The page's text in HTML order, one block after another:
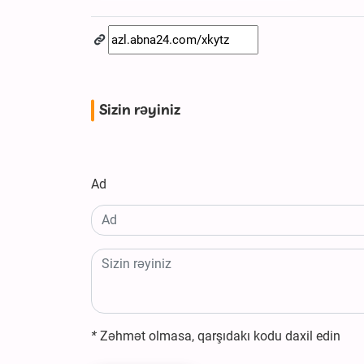
Sizin rəyiniz
Ad
* Zəhmət olmasa, qarşıdakı kodu daxil edin